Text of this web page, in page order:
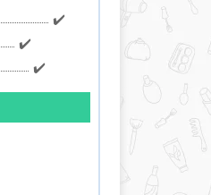
✔️
✔️
✔️